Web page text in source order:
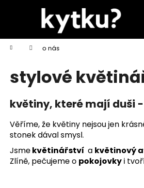
Domů o nás
stylové
květiny, které mají duši
Věříme, že květiny nejsou jen
stonek dával smysl.
Jsmekvětinářství a květinový
Zlíně, pečujeme o pokojovkyi
í
Zpět
do
obchodu
Zpět
do
obchodu